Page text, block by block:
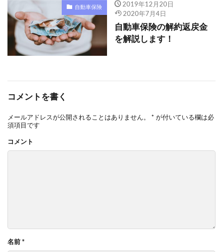
自動車保険
2019年12月20日
2020年7月4日
自動車保険の解約返戻金
を解説します！
コメントを書く
メールアドレスが公開されることはありません。 * が付いている欄は必
須項目です
コメント
名前 *